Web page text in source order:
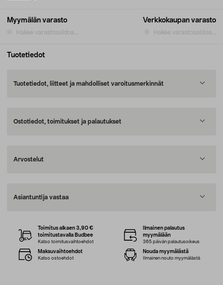
Myymälän varasto
Hakee varastosaldoa...
Verkkokaupan varasto
Hakee varastosaldoa...
Tuotetiedot
Tuotetiedot, liitteet ja mahdolliset varoitusmerkinnät
Ostotiedot, toimitukset ja palautukset
Arvostelut
Asiantuntija vastaa
Toimitus alkaen 3,90 €
toimitustavalla Budbee
Katso toimitusvaihtoehdot
Ilmainen palautus
myymälään
365 päivän palautusoikeus
Maksuvaihtoehdot
Katso ostoehdot
Nouda myymälästä
Ilmainen nouto myymälästä